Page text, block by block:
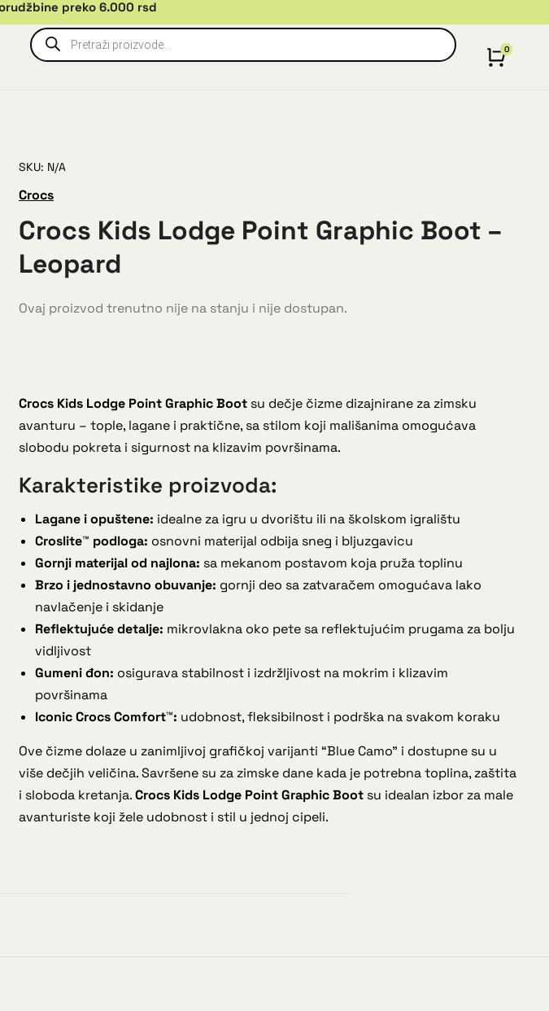
preko 6.000 rsd
SKU: N/A
Crocs
Crocs Kids Lodge Point Graphic Boot –
Leopard
Ovaj proizvod trenutno nije na stanju i nije dostupan.
Crocs Kids Lodge Point Graphic Boot su dečje čizme dizajnirane za zimsku
avanturu – tople, lagane i praktične, sa stilom koji mališanima omogućava
slobodu pokreta i sigurnost na klizavim površinama.
Karakteristike proizvoda:
Lagane i opuštene: idealne za igru u dvorištu ili na školskom igralištu
Croslite™ podloga: osnovni materijal odbija sneg i bljuzgavicu
Gornji materijal od najlona: sa mekanom postavom koja pruža toplinu
Brzo i jednostavno obuvanje: gornji deo sa zatvaračem omogućava lako
navlačenje i skidanje
Reflektujuće detalje: mikrovlakna oko pete sa reflektujućim prugama za bolju
vidljivost
Gumeni đon: osigurava stabilnost i izdržljivost na mokrim i klizavim
površinama
Iconic Crocs Comfort™: udobnost, fleksibilnost i podrška na svakom koraku
Ove čizme dolaze u zanimljivoj grafičkoj varijanti “Blue Camo” i dostupne su u
više dečjih veličina. Savršene su za zimske dane kada je potrebna toplina, zaštita
i sloboda kretanja.Crocs Kids Lodge Point Graphic Boot su idealan izbor za male
avanturiste koji žele udobnost i stil u jednoj cipeli.